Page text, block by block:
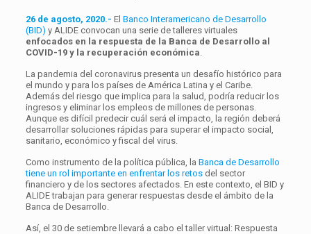
26 de agosto, 2020.- El Banco Interamericano de Desarrollo
(BID) y ALIDE convocan una serie de talleres virtuales
enfocados en la respuesta de la Banca de Desarrollo al
COVID-19 y la recuperación económica.
La pandemia del coronavirus presenta un desafío histórico para
el mundo y para los países de América Latina y el Caribe.
Además del riesgo que implica para la salud, podría reducir los
ingresos y eliminar los empleos de millones de personas.
Aunque es difícil predecir cuál será el impacto, la región deberá
desarrollar soluciones rápidas para superar el impacto social,
sanitario, económico y fiscal del virus.
Como instrumento de la política pública, la Banca de Desarrollo
tiene un rol importante en enfrentar los retosdel sector
financiero y de los sectores afectados. En este contexto, el BID y
ALIDE trabajan para generar respuestas desde el ámbito de la
Banca de Desarrollo.
Así, el 30 de setiembre llevará a cabo el taller virtual: Respuesta